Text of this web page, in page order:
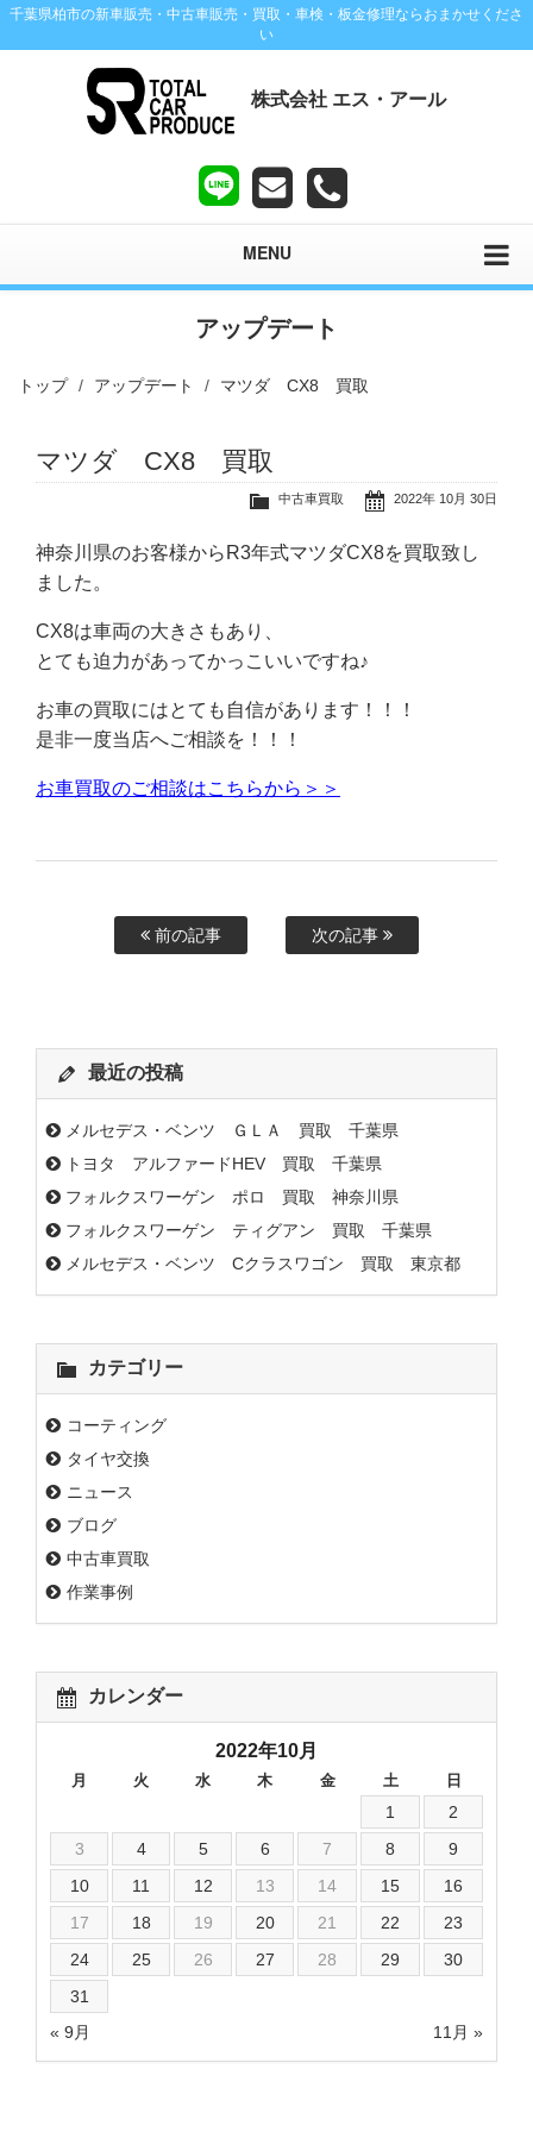
千葉県柏市の新車販売・中古車販売・買取・車検・板金修理ならおまかせくださ
い
株式会社 エス・アール
MENU
アップデート
トップ アップデート マツダ CX8 買取
マツダ CX8 買取
2022年 10月 30日
中古車買取
神奈川県のお客様からR3年式マツダCX8を買取致し
ました。
CX8は車両の大きさもあり、
とても迫力があってかっこいいですね♪
お車の買取にはとても自信があります！！！
是非一度当店へご相談を！！！
お車買取のご相談はこちらから＞＞
前の記事 次の記事
最近の投稿
メルセデス・ベンツ ＧＬＡ 買取 千葉県
トヨタ アルファードHEV 買取 千葉県
フォルクスワーゲン ポロ 買取 神奈川県
フォルクスワーゲン ティグアン 買取 千葉県
メルセデス・ベンツ Cクラスワゴン 買取 東京都
カテゴリー
コーティング
タイヤ交換
ニュース
ブログ
中古車買取
作業事例
カレンダー
2022年10月
月 火 水 木 金 土 日
« 9月 11月 »
1
2
3
4 5 6 7 8
9
10
11 12 13 14 15
16
17
18 19 20 21 22
23
24
25 26 27 28 29
30
31